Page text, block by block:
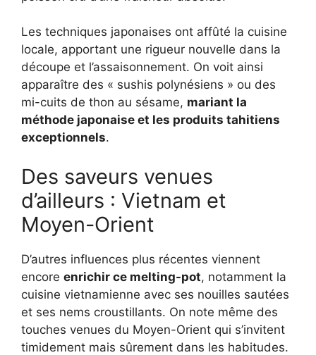
Les techniques japonaises ont affûté la cuisine
locale, apportant une rigueur nouvelle dans la
découpe et l’assaisonnement. On voit ainsi
apparaître des « sushis polynésiens » ou des
mi-cuits de thon au sésame, mariant la
méthode japonaise et les produits tahitiens
exceptionnels.
Des saveurs venues
d’ailleurs : Vietnam et
Moyen-Orient
D’autres influences plus récentes viennent
encore enrichir ce melting-pot, notamment la
cuisine vietnamienne avec ses nouilles sautées
et ses nems croustillants. On note même des
touches venues du Moyen-Orient qui s’invitent
timidement mais sûrement dans les habitudes.